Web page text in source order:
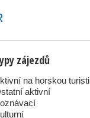
zájezdů
na horskou
aktivní